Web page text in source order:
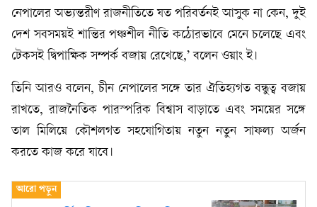
নেপালের অভ্যন্তরীণ রাজনীতিতে যত পরিবর্তনই আসুক না কেন, দুই
দেশ সবসময়ই শান্তির পঞ্চশীল নীতি কঠোরভাবে মেনে চলেছে এবং
টেকসই দ্বিপাক্ষিক সম্পর্ক বজায় রেখেছে,’ বলেন ওয়াং ই।
তিনি আরও বলেন, চীন নেপালের সঙ্গে তার ঐতিহ্যগত বন্ধুত্ব বজায়
রাখতে, রাজনৈতিক পারস্পরিক বিশ্বাস বাড়াতে এবং সময়ের সঙ্গে
তাল মিলিয়ে কৌশলগত সহযোগিতায় নতুন নতুন সাফল্য অর্জন
করতে কাজ করে যাবে।